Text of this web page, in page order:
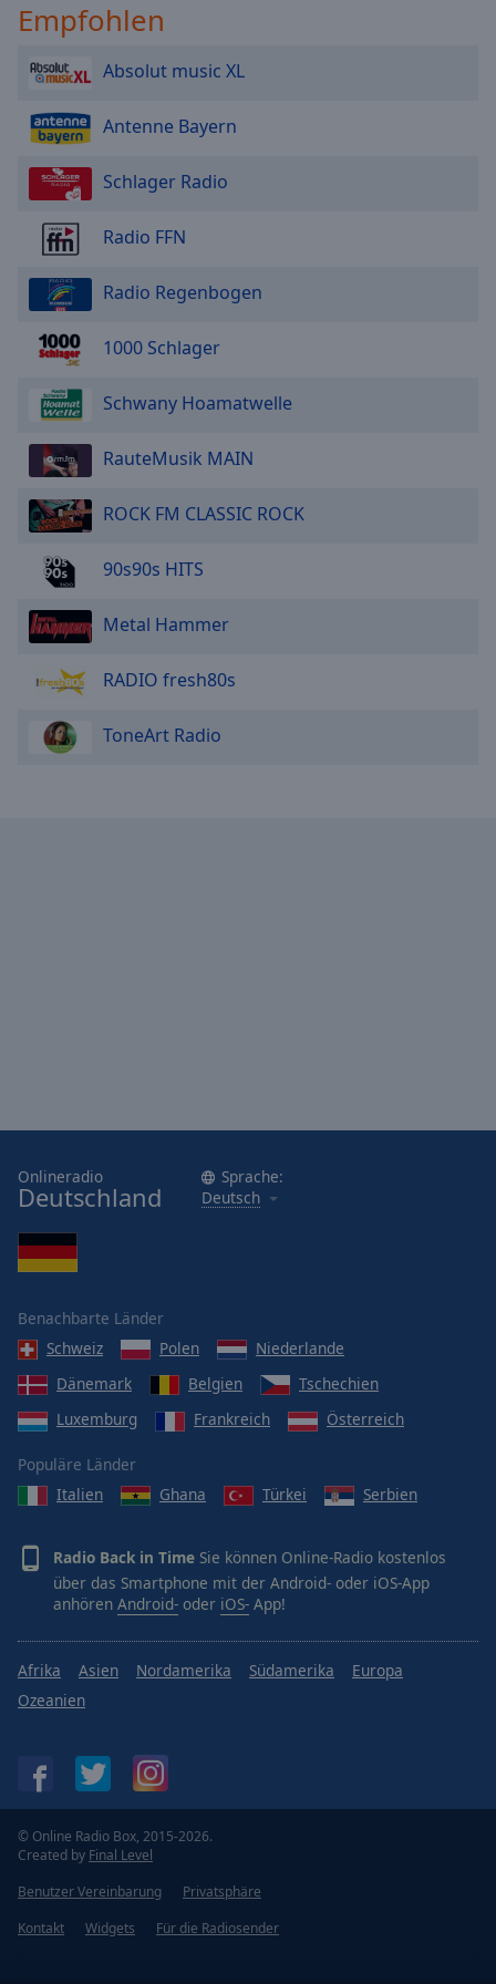
Empfohlen
Absolut music XL
Antenne Bayern
Schlager Radio
Radio FFN
Radio Regenbogen
1000 Schlager
Schwany Hoamatwelle
RauteMusik MAIN
ROCK FM CLASSIC ROCK
90s90s HITS
Metal Hammer
RADIO fresh80s
ToneArt Radio
Onlineradio
Deutschland
Sprache:
Deutsch
Benachbarte Länder
Schweiz
Polen
Niederlande
Dänemark
Belgien
Tschechien
Luxemburg
Frankreich Österreich
Populäre Länder
Italien
Ghana Türkei Serbien
Radio Back in Time Sie können Online-Radio kostenlos
über das Smartphone mit der Android- oder iOS-App
anhören Android- oder iOS- App!
Afrika Asien Nordamerika Südamerika
Europa
Ozeanien
© Online Radio Box, 2015-2026.
Created by Final Level
Benutzer Vereinbarung
Privatsphäre
Kontakt
Widgets Für die Radiosender